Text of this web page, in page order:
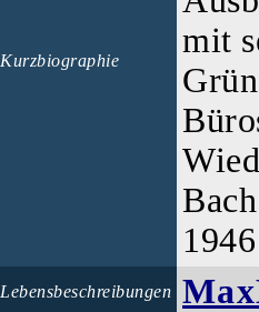
Kurzbiographie
mit
Lebensbeschreibungen